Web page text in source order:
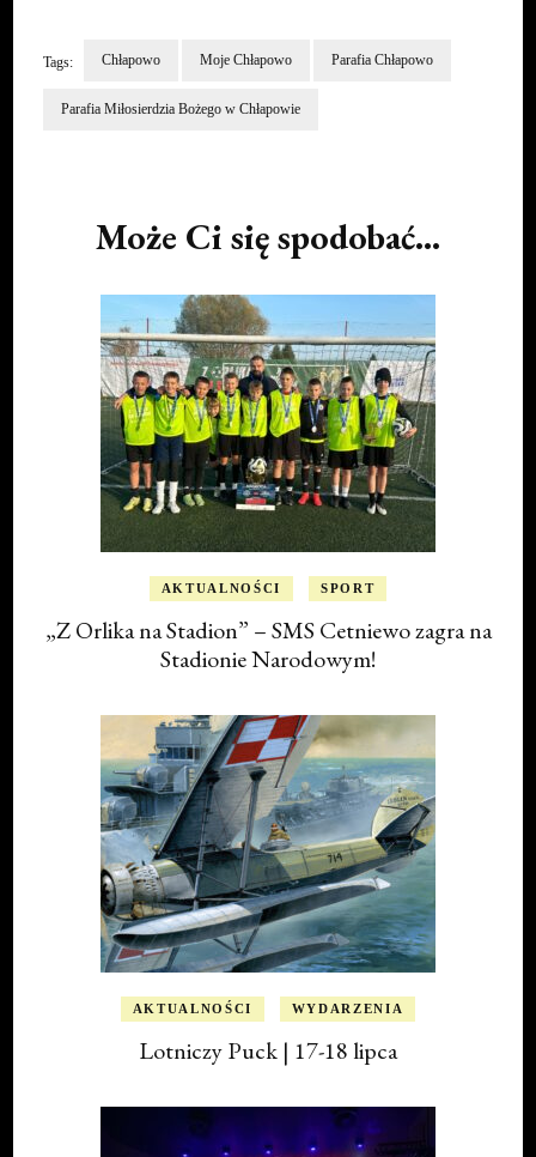
Tags: Chłapowo Moje Chłapowo Parafia Chłapowo
Parafia Miłosierdzia Bożego w Chłapowie
Może Ci się spodobać...
AKTUALNOŚCI SPORT
„Z Orlika na Stadion” – SMS Cetniewo zagra na
Stadionie Narodowym!
AKTUALNOŚCI WYDARZENIA
Lotniczy Puck | 17-18 lipca